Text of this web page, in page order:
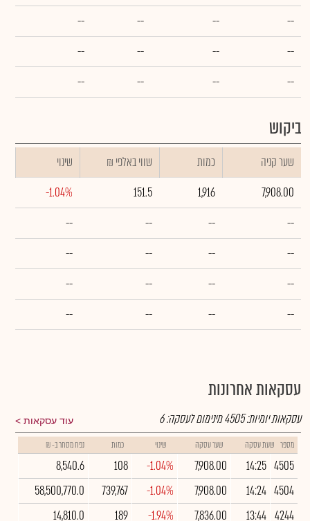
--
--
--
--
--
--
--
--
--
--
--
--
ביקוש
שער קניה כמות ₪ שווי באלפי
שינוי
7,908.00
1,916
151.5
-1.04%
--
--
--
--
--
--
--
--
--
--
--
--
--
--
--
--
עסקאות אחרונות
עוד עסקאות עסקאות יומיות:4505מינימום לעסקה:6
מספר שעת עסקה שער עסקה שינוי כמות נפח מסחר ב- ₪
4505
14:25
7,908.00
-1.04%
108
8,540.6
4504
14:24
7,908.00
-1.04%
739,767
58,500,770.0
4244
13:44
7,836.00
-1.94%
189
14,810.0